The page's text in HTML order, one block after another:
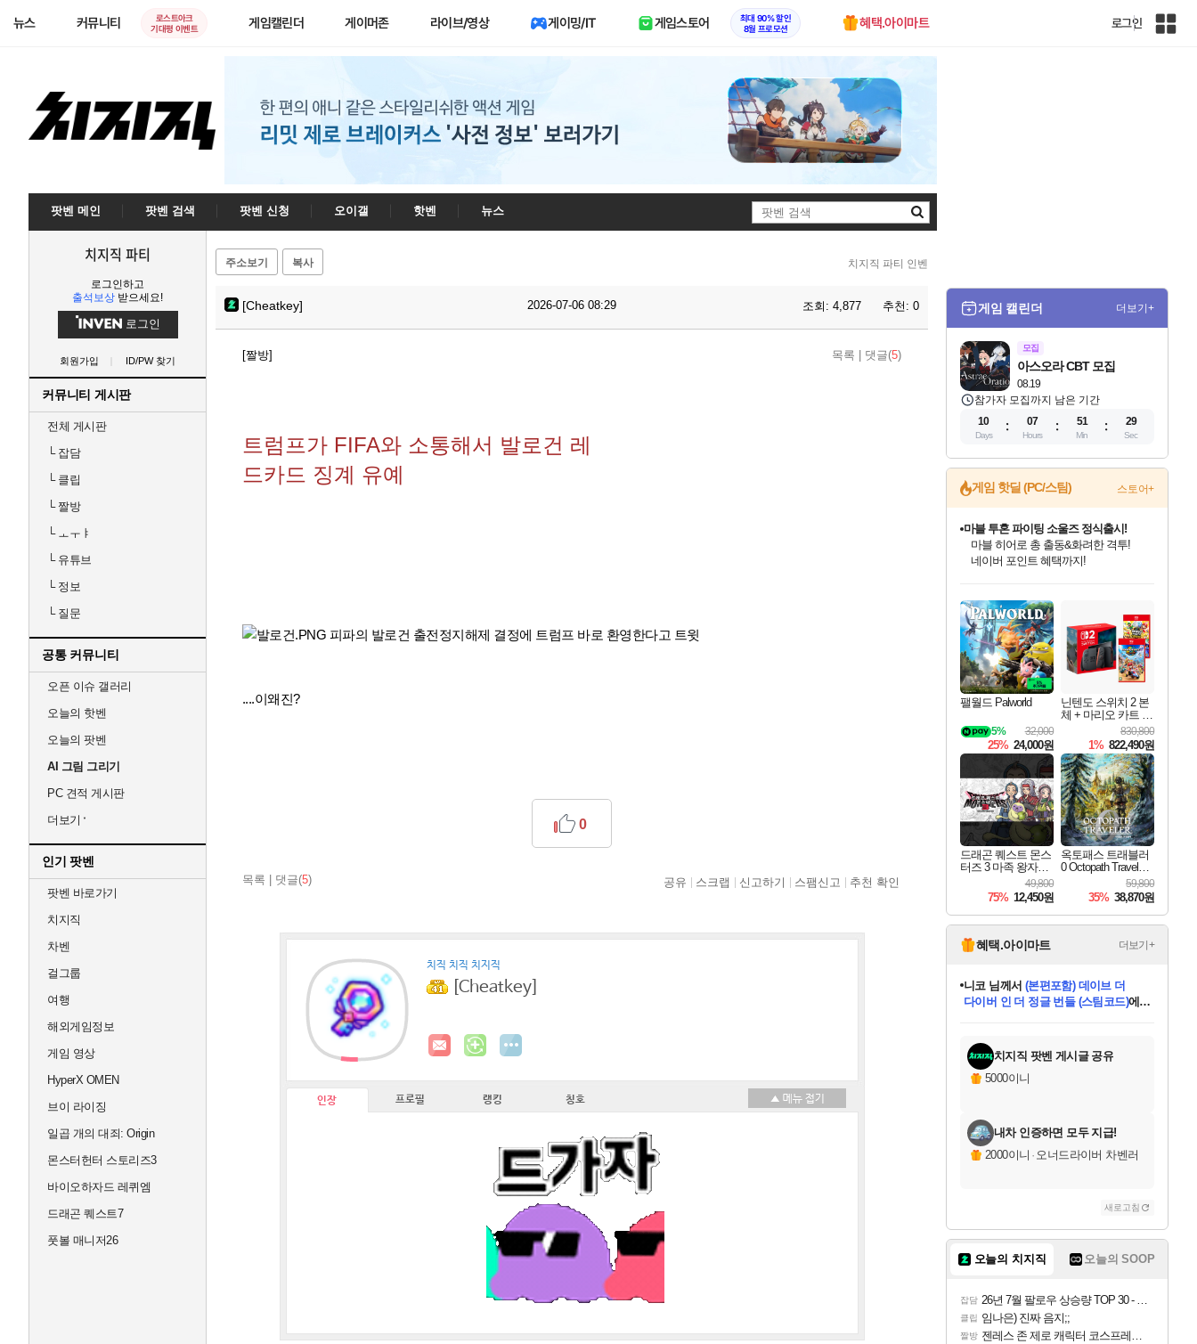
뉴스 커뮤니티
로스트아크
기대평 이벤트
게임캘린더 게이머존 라이브/영상 게이밍/IT 게임스토어
최대 90% 할인
8월 프로모션
혜택.아이마트 로그인
인
팟벤 메인 팟벤 검색 팟벤 신청 오이갤 핫벤
뉴스
검
치지직 파티
로그인하고
출석보상 받으세요!
로그인
회원가입 ID/PW 찾기
커뮤니티 게시판
전체 게시판
└잡담
└클립
└짤방
└ㅗㅜㅑ
└유튜브
└정보
└질문
공통 커뮤니티
오픈 이슈 갤러리
오늘의 핫벤
오늘의 팟벤
AI 그림 그리기
PC 견적 게시판
더보기
인기 팟벤
팟벤 바로가기
치지직
차벤
걸그룹
여행
해외게임정보
게임 영상
HyperX OMEN
브이 라이징
일곱 개의 대죄: Origin
몬스터헌터 스토리즈3
바이오하자드 레퀴엠
드래곤 퀘스트7
풋볼 매니저26
주소보기 복사 치지직 파티 인벤
[Cheatkey] 2026-07-06 08:29 조회: 4,877 추천: 0
[짤방] 목록 댓글(5)
트럼프가 FIFA와 소통해서 발로건 레
드카드 징계 유예
....이왜진?
목록 댓글(5)
0
공유 스크랩 신고하기 스팸신고 추천 확인
치직 치직 치지직
[Cheatkey]
인장 프로필 랭킹 칭호
게임 캘린더 더보기+
모집
08.19
아스오라 CBT 모집
참가자 모집까지 남은 기간
10
Days
07
Hours
51
Min
28
Sec
게임 핫딜 (PC/스팀) 스토어+
최대 90% 할인가를 만나보세요!
네이버혜택과 함께 만나보세요!
50%할인&추가 적립까지!
마블 투혼 파이팅 소울즈 정식출시!
마블 히어로 총 출동&화려한 격투!
네이버 포인트 혜택까지!
이니&베니 혜택까지!
네이버 혜택가와 함께 예약하세요!
할인&네이버혜택으로 만나보세요!
네이버페이 혜택과 만나보세요!
40주년 프로모션으로 만나보세요!
할인가에 만나보세요!
일부 에디션 상시 할인!
혜택으로 예약 판매 중
편안하게 충전하세요
팰월드 Palworld
32,000
5%
25% 24,000원
닌텐도 스위치 2 본
체 + 마리오 카트 월
드 + 슈퍼 마리오 파
티 잼버리 닌텐도
스위치 2 에디션 +
잼버리 TV 번들
830,800
1% 822,490원
드래곤 퀘스트 몬스
터즈 3 마족 왕자와
엘프의 여행 Dragon
Quest Monsters The
Dark Prince
49,800
75% 12,450원
옥토패스 트래블러
0 Octopath Traveler
59,800
35% 38,870원
혜택.아이마트 더보기+
교환.
당첨되셨습니다.
니코님께서 (본편포함) 데이브 더
다이버 인 더 정글 번들 (스팀코드)에
당첨되셨습니다.
당첨되셨습니다.
당첨되셨습니다.
당첨되셨습니다.
당첨되셨습니다.
에디션 (스팀코드)를 교환.
당첨되셨습니다.
치지직 팟벤 게시글 공유
5000이니
내차 인증하면 모두 지급!
2000이니 · 오너드라이버 차벤러
새로고침
오늘의 치지직 오늘의 SOOP
잡담 26년 7월 팔로우 상승량 TOP 30 - 월간 치지직
클립 임나은) 진짜 음지;;
짤방 젠레스 존 제로 캐릭터 코스프레한 꽁주